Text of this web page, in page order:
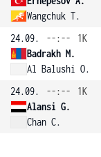
Wangchuk T.
24.09.
--:--
1K
Badrakh M.
Al Balushi O.
24.09.
--:--
1K
Alansi G.
Chan C.